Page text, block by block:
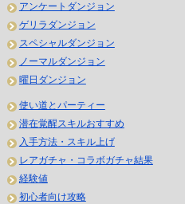
アンケートダンジョン
ゲリラダンジョン
スペシャルダンジョン
ノーマルダンジョン
曜日ダンジョン
使い道とパーティー
潜在覚醒スキルおすすめ
入手方法・スキル上げ
レアガチャ・コラボガチャ結果
経験値
初心者向け攻略